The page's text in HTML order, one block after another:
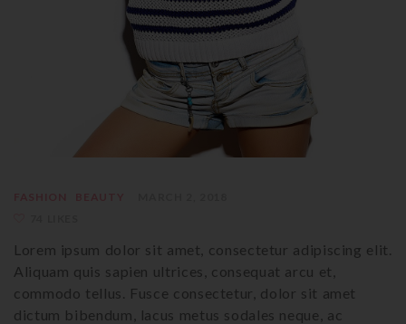
Lorem ipsum dolor sit amet, consectetur adipiscing elit.
Aliquam quis sapien ultrices, consequat arcu et,
commodo tellus. Fusce consectetur, dolor sit amet
dictum bibendum, lacus metus sodales neque, ac